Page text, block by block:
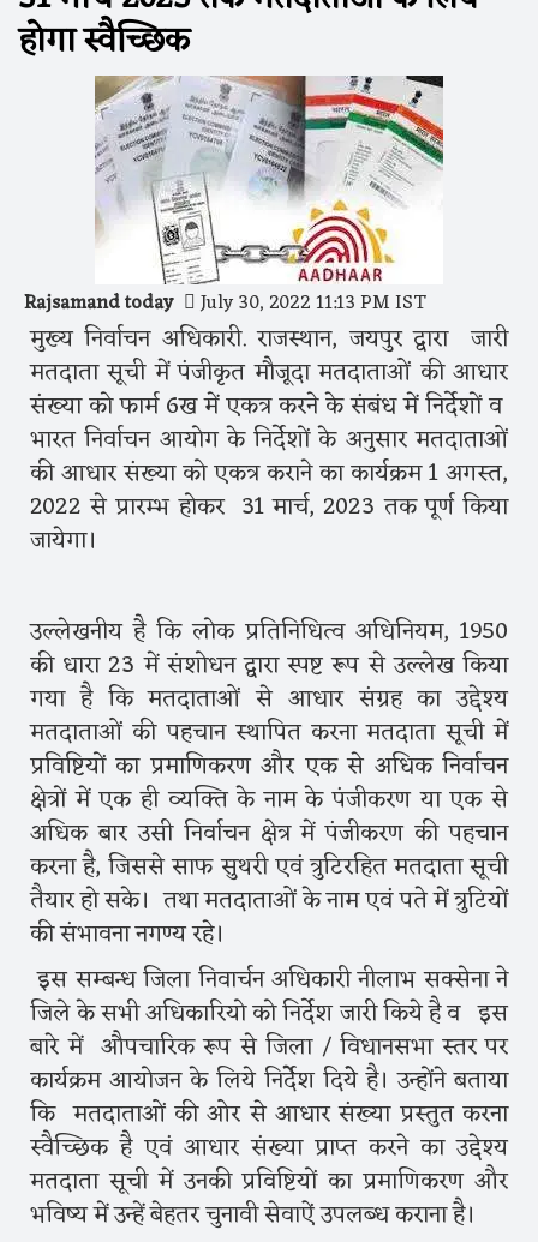
होगा स्वैच्छिक
Rajsamand today July 30, 2022 11:13 PM IST
मुख्य निर्वाचन अधिकारी. राजस्थान, जयपुर द्वारा जारी
मतदाता सूची में पंजीकृत मौजूदा मतदाताओं की आधार
संख्या को फार्म 6ख में एकत्र करने के संबंध में निर्देशों व
भारत निर्वाचन आयोग के निर्देशों के अनुसार मतदाताओं
की आधार संख्या को एकत्र कराने का कार्यक्रम 1 अगस्त,
2022 से प्रारम्भ होकर 31 मार्च, 2023 तक पूर्ण किया
जायेगा।
उल्लेखनीय है कि लोक प्रतिनिधित्व अधिनियम, 1950
की धारा 23 में संशोधन द्वारा स्पष्ट रूप से उल्लेख किया
गया है कि मतदाताओं से आधार संग्रह का उद्देश्य
मतदाताओं की पहचान स्थापित करना मतदाता सूची में
प्रविष्टियों का प्रमाणिकरण और एक से अधिक निर्वाचन
क्षेत्रों में एक ही व्यक्ति के नाम के पंजीकरण या एक से
अधिक बार उसी निर्वाचन क्षेत्र में पंजीकरण की पहचान
करना है, जिससे साफ सुथरी एवं त्रुटिरहित मतदाता सूची
तैयार हो सके। तथा मतदाताओं के नाम एवं पते में त्रुटियों
की संभावना नगण्य रहे।
इस सम्बन्ध जिला निवार्चन अधिकारी नीलाभ सक्सेना ने
जिले के सभी अधिकारियो को निर्देश जारी किये है व इस
बारे में औपचारिक रूप से जिला / विधानसभा स्तर पर
कार्यक्रम आयोजन के लिये निर्देेश दियेे है। उन्होंने बताया
कि मतदाताओं की ओर से आधार संख्या प्रस्तुत करना
स्वैच्छिक है एवं आधार संख्या प्राप्त करने का उद्देश्य
मतदाता सूची में उनकी प्रविष्टियों का प्रमाणिकरण और
भविष्य में उन्हें बेहतर चुनावी सेवाऐं उपलब्ध कराना है।